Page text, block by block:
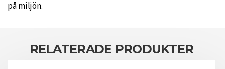
på miljön.
RELATERADE PRODUKTER